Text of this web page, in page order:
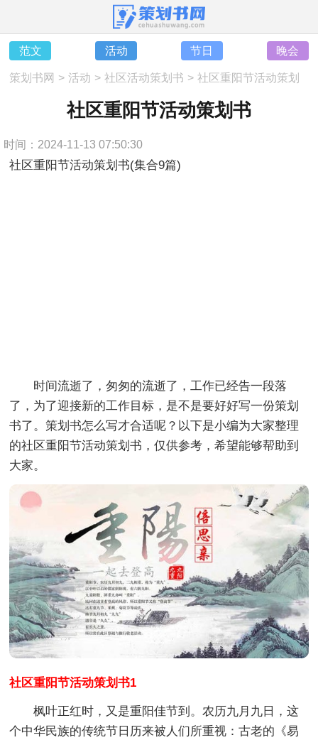
范文 活动 节日 晚会
策划书网 > 活动 > 社区活动策划书 > 社区重阳节活动策划
社区重阳节活动策划书
时间：2024-11-13 07:50:30
社区重阳节活动策划书(集合9篇)
时间流逝了，匆匆的流逝了，工作已经告一段落
了，为了迎接新的工作目标，是不是要好好写一份策划
书了。策划书怎么写才合适呢？以下是小编为大家整理
的社区重阳节活动策划书，仅供参考，希望能够帮助到
大家。
社区重阳节活动策划书1
枫叶正红时，又是重阳佳节到。农历九月九日，这
个中华民族的传统节日历来被人们所重视：古老的《易